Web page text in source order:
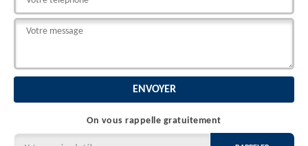
On vous rappelle gratuitement